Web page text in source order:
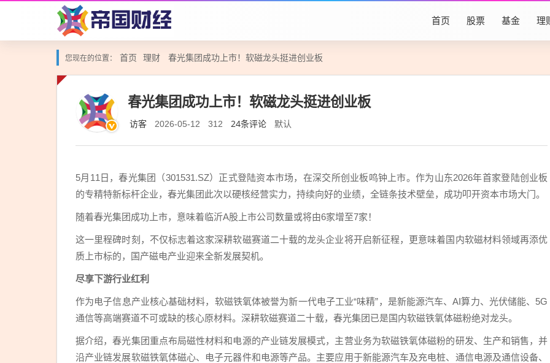
首页 股票 基金 理
您现在的位置： 首页 理财 春光集团成功上市！软磁龙头挺进创业板
春光集团成功上市！软磁龙头挺进创业板
访客 2026-05-12 312 24条评论 默认
5月11日，春光集团（301531.SZ）正式登陆资本市场，在深交所创业板鸣钟上市。作为山东2026年首家登陆创业板
的专精特新标杆企业，春光集团此次以硬核经营实力，持续向好的业绩，全链条技术壁垒，成功叩开资本市场大门。
随着春光集团成功上市，意味着临沂A股上市公司数量或将由6家增至7家！
这一里程碑时刻，不仅标志着这家深耕软磁赛道二十载的龙头企业将开启新征程，更意味着国内软磁材料领域再添优
质上市标的，国产磁电产业迎来全新发展契机。
尽享下游行业红利
作为电子信息产业核心基础材料，软磁铁氧体被誉为新一代电子工业“味精”，是新能源汽车、AI算力、光伏储能、5G
通信等高端赛道不可或缺的核心原材料。深耕软磁赛道二十载，春光集团已是国内软磁铁氧体磁粉绝对龙头。
据介绍，春光集团重点布局磁性材料和电源的产业链发展模式，主营业务为软磁铁氧体磁粉的研发、生产和销售，并
沿产业链发展软磁铁氧体磁心、电子元器件和电源等产品。主要应用于新能源汽车及充电桩、通信电源及通信设备、